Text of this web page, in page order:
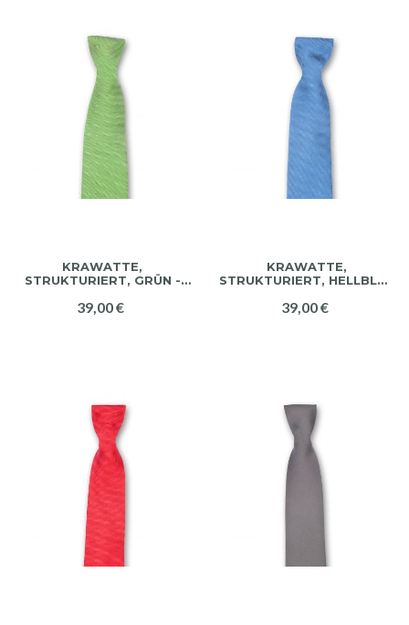
KRAWATTE,
STRUKTURIERT, GRÜN -
39,00 €
KRAWATTE,
STRUKTURIERT, HELLBLAU
39,00 €